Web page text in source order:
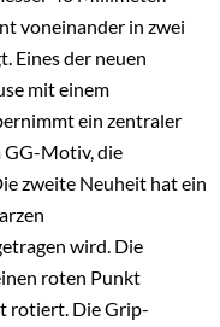
voneinander in zwei
Eines der neuen
mit einem
ein zentraler
GG-Motiv, die
zweite Neuheit hat ein
wird. Die
roten Punkt
rotiert. Die Grip-